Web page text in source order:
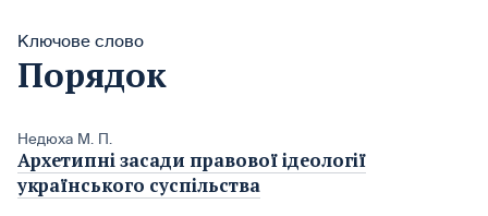
Ключове слово
Порядок
Недюха М. П.
Архетипні засади правової ідеології
українського суспільства